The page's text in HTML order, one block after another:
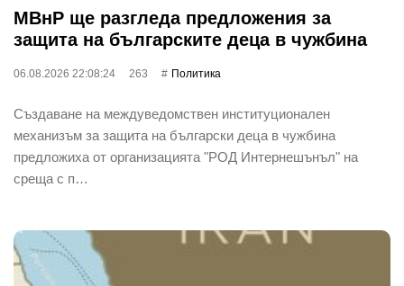
МВнР ще разгледа предложения за
защита на българските деца в чужбина
06.08.2026 22:08:24 263 Политика
Създаване на междуведомствен институционален
механизъм за защита на български деца в чужбина
предложиха от организацията "РОД Интернешънъл" на
среща с п…